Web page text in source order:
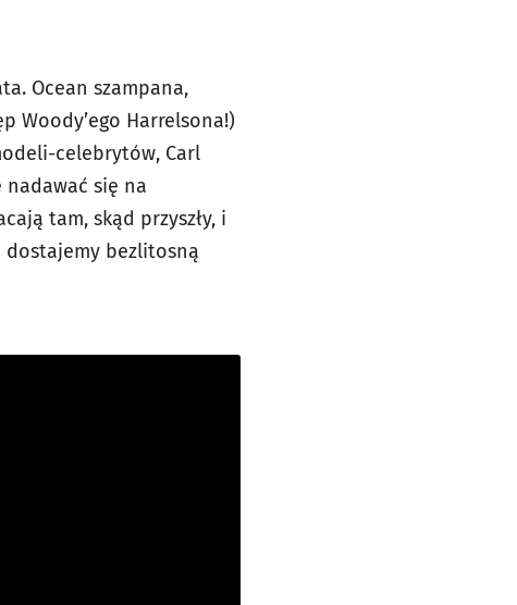
Ocean szampana,
Woody’ego Harrelsona!)
celebrytów, Carl
nadawać się na
tam, skąd przyszły, i
dostajemy bezlitosną